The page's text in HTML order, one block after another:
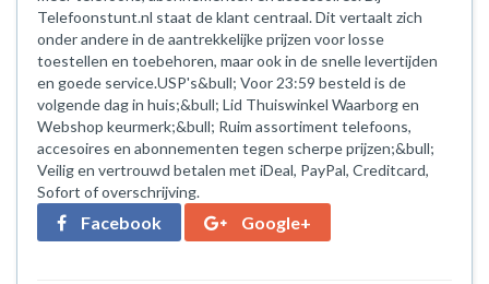
Telefoonstunt.nl staat de klant centraal. Dit vertaalt zich
onder andere in de aantrekkelijke prijzen voor losse
toestellen en toebehoren, maar ook in de snelle levertijden
en goede service.USP's&bull; Voor 23:59 besteld is de
volgende dag in huis;&bull; Lid Thuiswinkel Waarborg en
Webshop keurmerk;&bull; Ruim assortiment telefoons,
accesoires en abonnementen tegen scherpe prijzen;&bull;
Veilig en vertrouwd betalen met iDeal, PayPal, Creditcard,
Sofort of overschrijving.
Facebook Google+